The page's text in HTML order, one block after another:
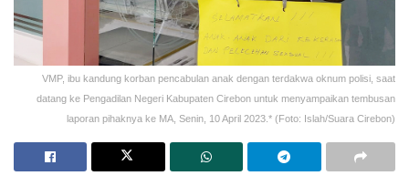
VMP, ibu kandung korban pencabulan anak dengan terdakwa oknum polisi, saat
datang ke Pengadilan Negeri Kabupaten Cirebon untuk menyampaikan tembusan
laporan pihaknya ke MA, Senin, 10 April 2023.* (Foto: Islah/Suara Cirebon)